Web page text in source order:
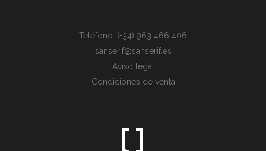
Teléfono: (+34) 963 466 406
sanserif@sanserif.es
Aviso legal
Condiciones de venta